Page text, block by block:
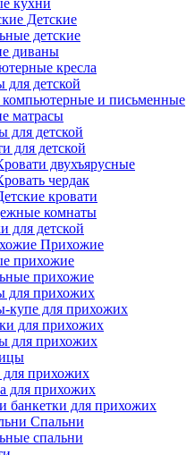
кухни
Детские
детские
диваны
кресла
детской
и письменные
матрасы
для детской
для детской
двухъярусные
чердак
кровати
комнаты
для детской
Прихожие
прихожие
прихожие
прихожих
для прихожих
для прихожих
для прихожих
прихожих
для прихожих
банкетки для прихожих
Спальни
спальни